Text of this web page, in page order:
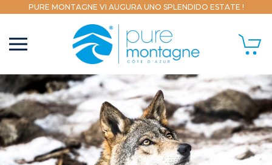
PURE MONTAGNE VI AUGURA UNO SPLENDIDO ESTATE !